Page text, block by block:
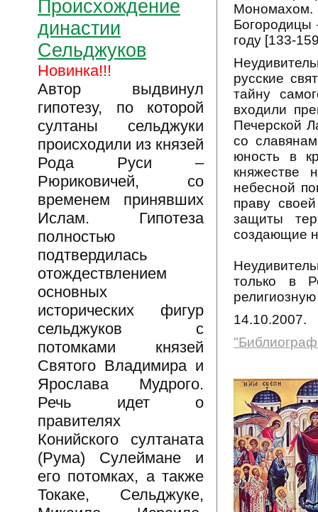
Происхождение
династии
Сельджуков
Новинка!!!
Автор выдвинул
гипотезу, по которой
султаны сельджуки
происходили из князей
Рода Руси –
Рюриковичей, со
временем принявших
Ислам. Гипотеза
полностью
подтвердилась
отождествлением
основных
исторических фигур
сельджуков с
потомками князей
Святого Владимира и
Ярослава Мудрого.
Речь идет о
правителях
Конийского султаната
(Рума) Сулеймане и
его потомках, а также
Токаке, Сельджуке,
Богородицы
году [133-
русские
тайну
входили
Печерской
со
юность в
княжестве
небесной
праву
защиты
создающие
только в
14.10.2007.